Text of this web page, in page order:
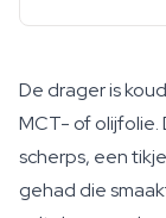
De drager is
MCT- of olijfolie.
scherps, een
gehad die